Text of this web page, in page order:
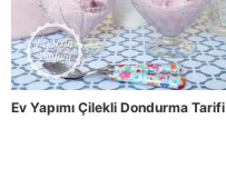
Ev Yapımı Çilekli Dondurma Tarifi